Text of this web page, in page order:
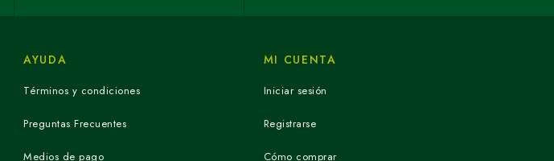
AYUDA
Términos y condiciones
Preguntas Frecuentes
Medios de pago
MI CUENTA
Iniciar sesión
Registrarse
Cómo comprar